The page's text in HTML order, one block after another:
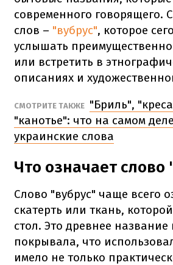
современного говорящего.
слов – "вубрус", которое
услышать
или встретить в
описаниях и
СМОТРИТЕ ТАКЖЕ "Бриль",
"канотье": что на самом
украинские слова
Что означает слово
Слово "вубрус" чаще всего
скатерть или ткань,
стол. Это древнее
покрывала, что
имело не только